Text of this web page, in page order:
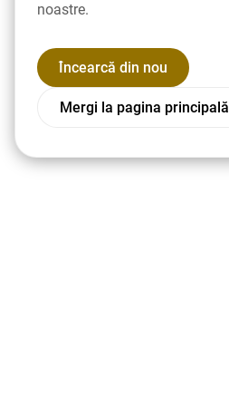
noastre.
Încearcă din nou
Mergi la pagina principală